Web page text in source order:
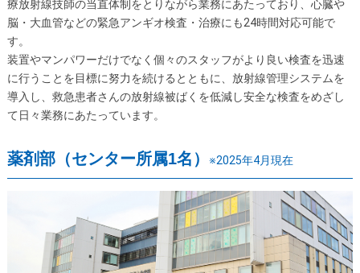
療放射線技師の当直体制をとりながら業務にあたっており、心臓や
脳・大血管などの緊急アンギオ検査・治療にも24時間対応可能で
す。
装置やマンパワーだけでなく個々のスタッフがより良い検査を迅速
に行うことを目標に努力を続けるとともに、放射線管理システムを
導入し、救急患者さんの放射線被ばくを低減し安全な検査をめざし
て日々業務にあたっています。
薬剤部（センター所属1名） ※2025年4月現在